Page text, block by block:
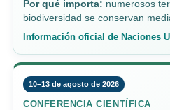
Por qué importa: numerosos
biodiversidad se conservan
Información oficial de Naciones
10–13 de agosto de 2026
CONFERENCIA CIENTÍFICA